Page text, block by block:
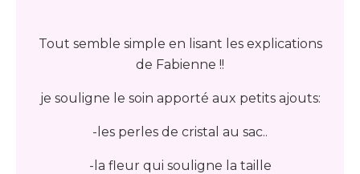
Tout semble simple en lisant les explications
de Fabienne !!
je souligne le soin apporté aux petits ajouts:
-les perles de cristal au sac..
-la fleur qui souligne la taille